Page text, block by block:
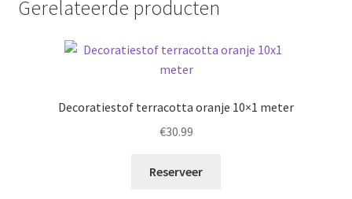
Gerelateerde producten
Decoratiestof terracotta oranje 10×1 meter
€30.99
Reserveer